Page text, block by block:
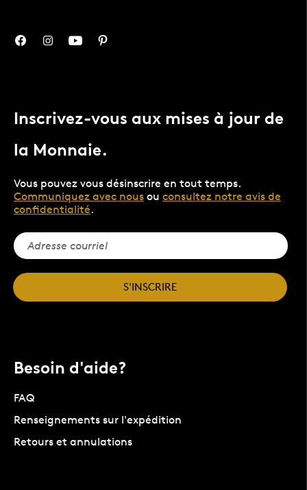
Inscrivez-vous aux mises à jour de
la Monnaie.
Vous pouvez vous désinscrire en tout temps.
Communiquez avec nous ou consultez notre avis de
confidentialité.
S'INSCRIRE
Besoin d'aide?
FAQ
Renseignements sur l'expédition
Retours et annulations